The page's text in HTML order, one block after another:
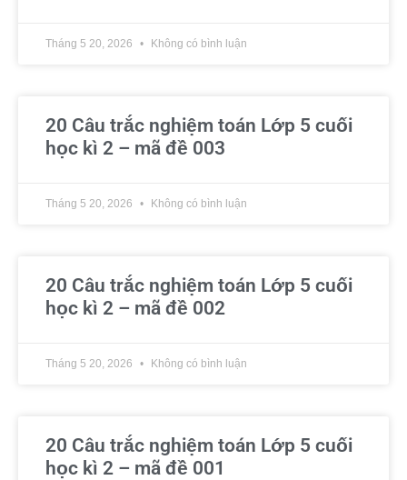
Tháng 5 20, 2026 Không có bình luận
20 Câu trắc nghiệm toán Lớp 5 cuối
học kì 2 – mã đề 003
Tháng 5 20, 2026 Không có bình luận
20 Câu trắc nghiệm toán Lớp 5 cuối
học kì 2 – mã đề 002
Tháng 5 20, 2026 Không có bình luận
20 Câu trắc nghiệm toán Lớp 5 cuối
học kì 2 – mã đề 001